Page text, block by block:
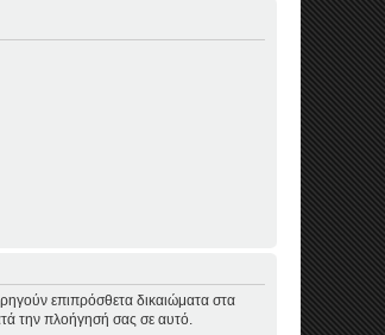
επιπρόσθετα δικαιώματα στα
την πλοήγησή σας σε αυτό.